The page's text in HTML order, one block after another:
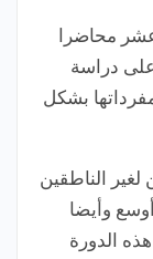
محاضرا
دراسة
بشكل
الناطقين
وأيضا
الدورة